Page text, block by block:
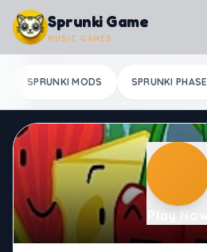
Skip to content
Sprunki Game
MUSIC GAMES
SPRUNKI MODS SPRUNKI PHASE
Play Now